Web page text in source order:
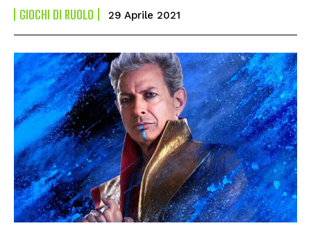
GIOCHI DI RUOLO 29 Aprile 2021